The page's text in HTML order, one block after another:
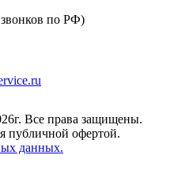
звонков по РФ)
Все права защищены.
публичной офертой.
данных.